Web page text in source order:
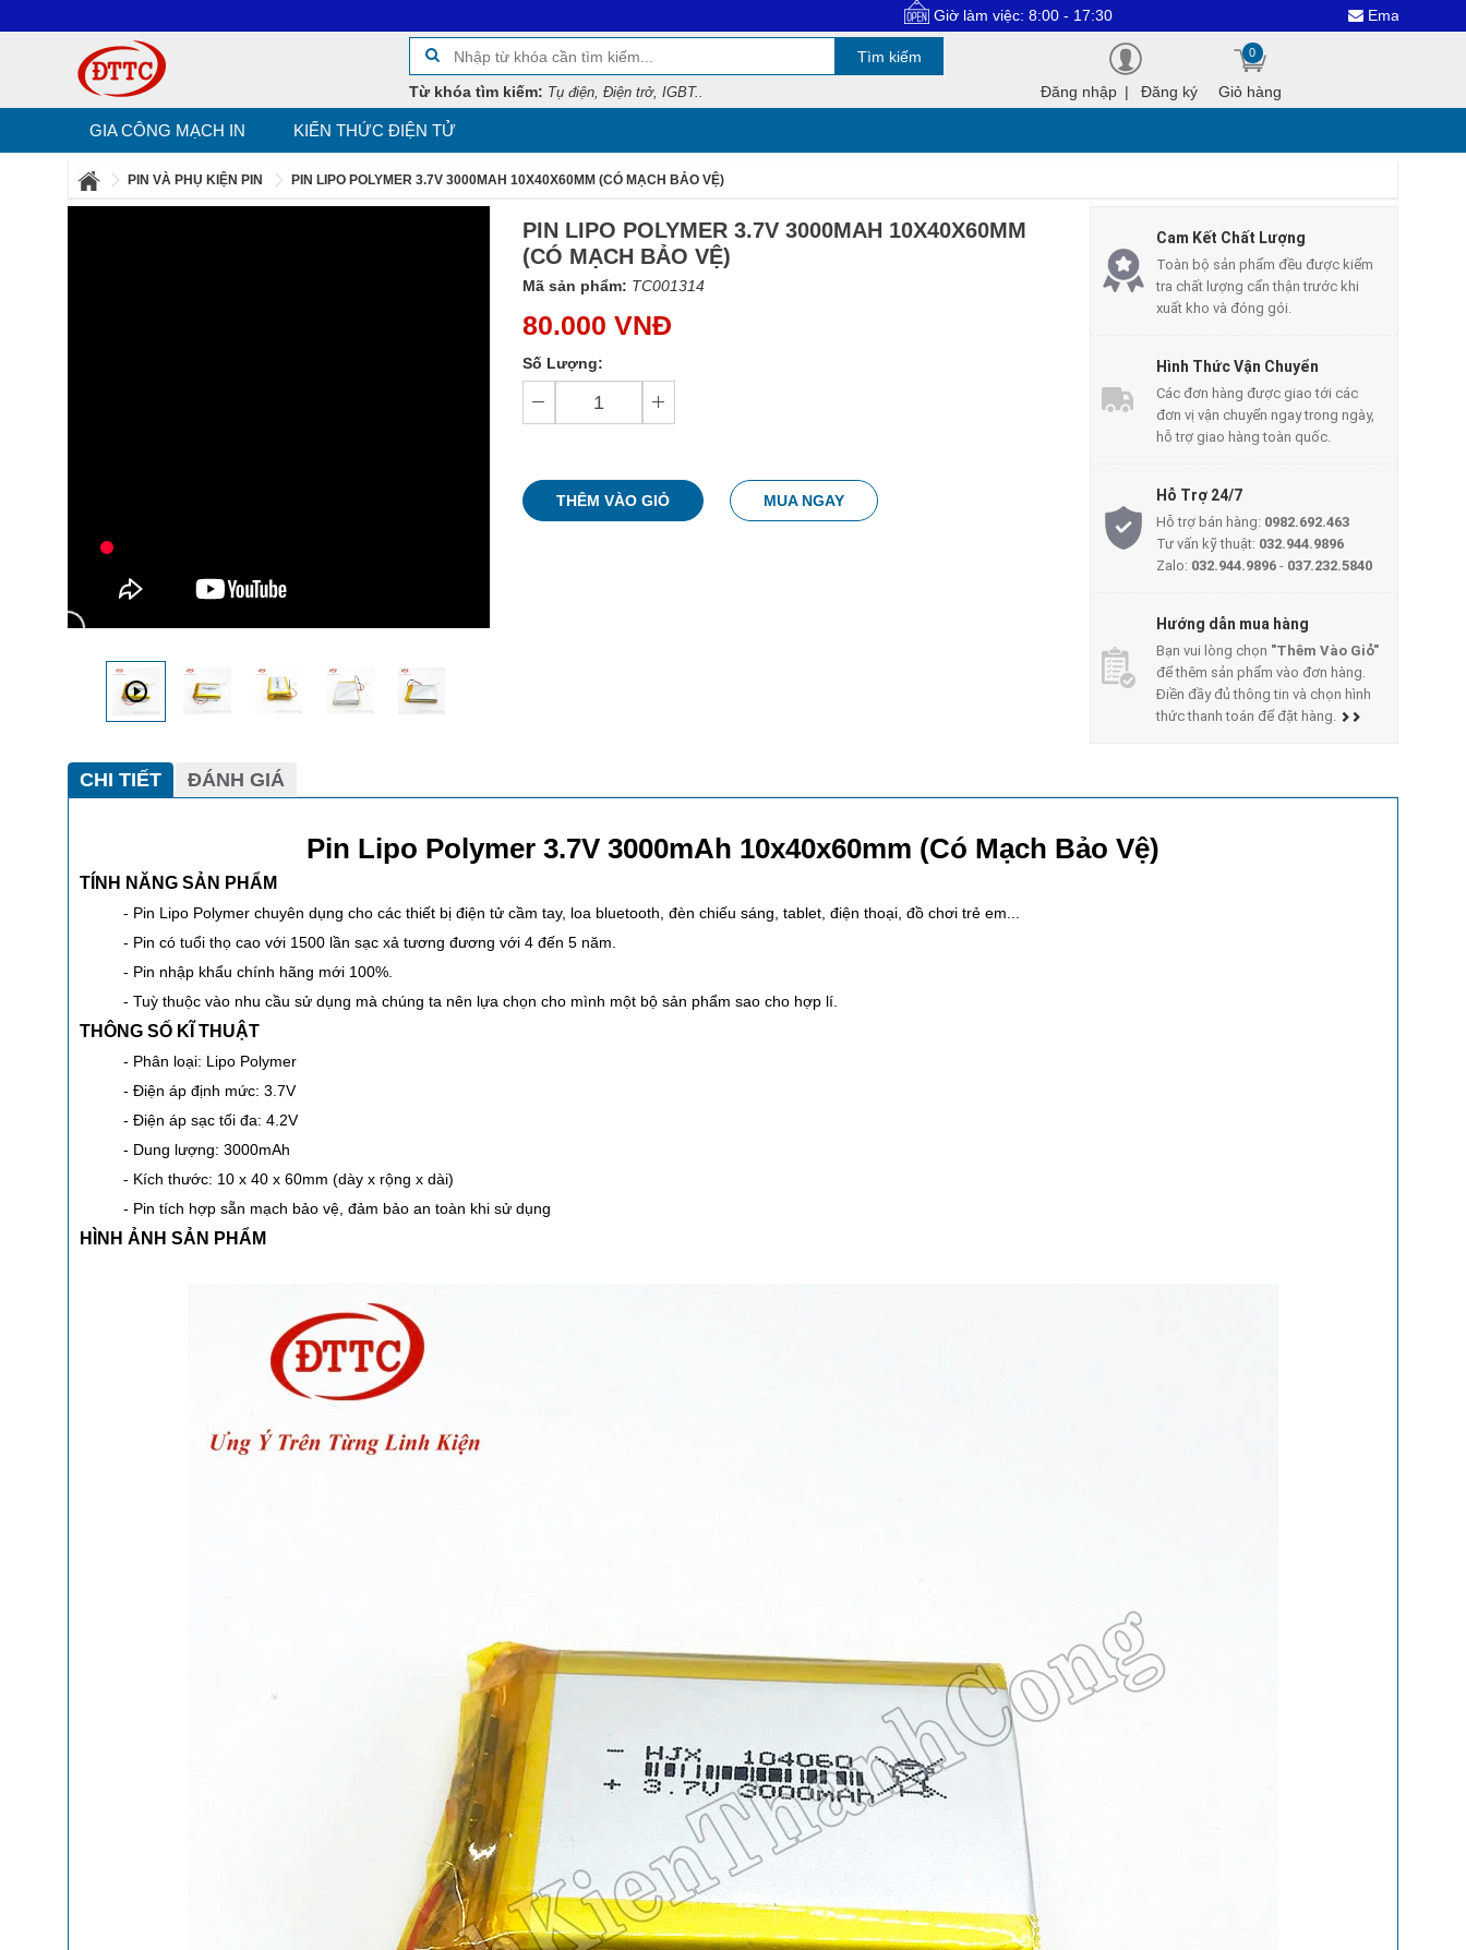
Giờ làm việc: 8:00 - 17:30 Email :
Tìm kiếm
Từ khóa tìm kiếm: Tụ điện, Điện trở, IGBT.. Đăng nhập | Đăng ký Giỏ hàng
0
GIA CÔNG MẠCH IN KIẾN THỨC ĐIỆN TỬ
PIN VÀ PHỤ KIỆN PIN PIN LIPO POLYMER 3.7V 3000MAH 10X40X60MM (CÓ MẠCH BẢO VỆ)
PIN LIPO POLYMER 3.7V 3000MAH 10X40X60MM
(CÓ MẠCH BẢO VỆ)
Mã sản phẩm: TC001314
80.000 VNĐ
Số Lượng:
THÊM VÀO GIỎ MUA NGAY
Cam Kết Chất Lượng
Toàn bộ sản phẩm đều được kiểm
tra chất lượng cẩn thận trước khi
xuất kho và đóng gói.
Hình Thức Vận Chuyển
Các đơn hàng được giao tới các
đơn vị vận chuyển ngay trong ngày,
hỗ trợ giao hàng toàn quốc.
Hỗ Trợ 24/7
Hỗ trợ bán hàng: 0982.692.463
Tư vấn kỹ thuật: 032.944.9896
Zalo: 032.944.9896 - 037.232.5840
Hướng dẫn mua hàng
Bạn vui lòng chọn "Thêm Vào Giỏ"
để thêm sản phẩm vào đơn hàng.
Điền đầy đủ thông tin và chọn hình
thức thanh toán để đặt hàng.
CHI TIẾT ĐÁNH GIÁ
Pin Lipo Polymer 3.7V 3000mAh 10x40x60mm (Có Mạch Bảo Vệ)
TÍNH NĂNG SẢN PHẨM
- Pin Lipo Polymer chuyên dụng cho các thiết bị điện tử cầm tay, loa bluetooth, đèn chiếu sáng, tablet, điện thoại, đồ chơi trẻ em...
- Pin có tuổi thọ cao với 1500 lần sạc xả tương đương với 4 đến 5 năm.
- Pin nhập khẩu chính hãng mới 100%.
- Tuỳ thuộc vào nhu cầu sử dụng mà chúng ta nên lựa chọn cho mình một bộ sản phẩm sao cho hợp lí.
THÔNG SỐ KĨ THUẬT
- Phân loại: Lipo Polymer
- Điện áp định mức: 3.7V
- Điện áp sạc tối đa: 4.2V
- Dung lượng: 3000mAh
- Kích thước: 10 x 40 x 60mm (dày x rộng x dài)
- Pin tích hợp sẵn mạch bảo vệ, đảm bảo an toàn khi sử dụng
HÌNH ẢNH SẢN PHẨM